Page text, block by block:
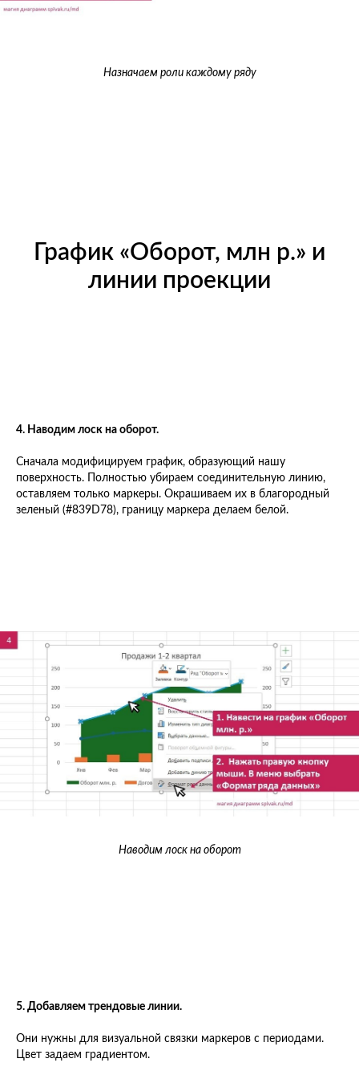
Назначаем роли каждому ряду
График «Оборот, млн р.» и
линии проекции
4. Наводим лоск на оборот.
Сначала модифицируем график, образующий нашу
поверхность. Полностью убираем соединительную линию,
оставляем только маркеры. Окрашиваем их в благородный
зеленый (#839D78), границу маркера делаем белой.
Наводим лоск на оборот
5. Добавляем трендовые линии.
Они нужны для визуальной связки маркеров с периодами.
Цвет задаем градиентом.